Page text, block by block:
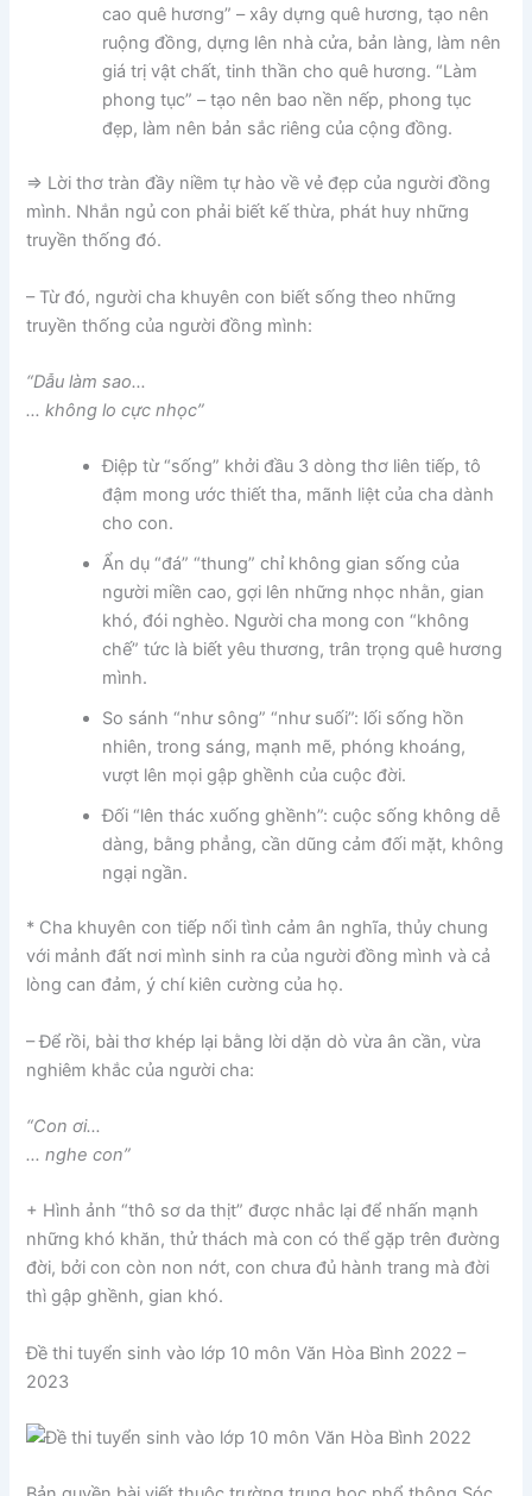
cao quê hương” – xây dựng quê hương, tạo nên
ruộng đồng, dựng lên nhà cửa, bản làng, làm nên
giá trị vật chất, tinh thần cho quê hương. “Làm
phong tục” – tạo nên bao nền nếp, phong tục
đẹp, làm nên bản sắc riêng của cộng đồng.
=> Lời thơ tràn đầy niềm tự hào về vẻ đẹp của người đồng
mình. Nhắn ngủ con phải biết kế thừa, phát huy những
truyền thống đó.
– Từ đó, người cha khuyên con biết sống theo những
truyền thống của người đồng mình:
“Dẫu làm sao…
… không lo cực nhọc”
Điệp từ “sống” khởi đầu 3 dòng thơ liên tiếp, tô
đậm mong ước thiết tha, mãnh liệt của cha dành
cho con.
Ẩn dụ “đá” “thung” chỉ không gian sống của
người miền cao, gợi lên những nhọc nhằn, gian
khó, đói nghèo. Người cha mong con “không
chế” tức là biết yêu thương, trân trọng quê hương
mình.
So sánh “như sông” “như suối”: lối sống hồn
nhiên, trong sáng, mạnh mẽ, phóng khoáng,
vượt lên mọi gập ghềnh của cuộc đời.
Đối “lên thác xuống ghềnh”: cuộc sống không dễ
dàng, bằng phẳng, cần dũng cảm đối mặt, không
ngại ngần.
* Cha khuyên con tiếp nối tình cảm ân nghĩa, thủy chung
với mảnh đất nơi mình sinh ra của người đồng mình và cả
lòng can đảm, ý chí kiên cường của họ.
– Để rồi, bài thơ khép lại bằng lời dặn dò vừa ân cần, vừa
nghiêm khắc của người cha:
“Con ơi…
… nghe con”
+ Hình ảnh “thô sơ da thịt” được nhắc lại để nhấn mạnh
những khó khăn, thử thách mà con có thể gặp trên đường
đời, bởi con còn non nớt, con chưa đủ hành trang mà đời
thì gập ghềnh, gian khó.
Đề thi tuyển sinh vào lớp 10 môn Văn Hòa Bình 2022 –
2023